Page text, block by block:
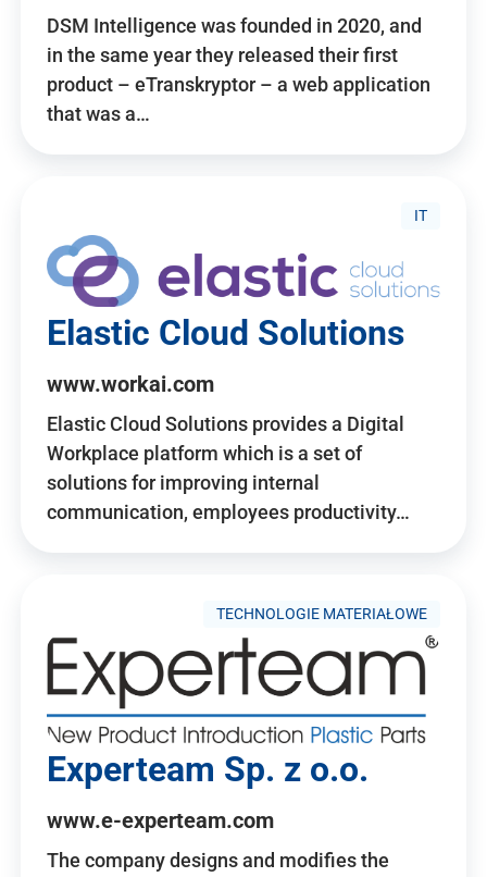
DSM Intelligence was founded in 2020, and
in the same year they released their first
product – eTranskryptor – a web application
that was a…
IT
Elastic Cloud Solutions
www.workai.com
Elastic Cloud Solutions provides a Digital
Workplace platform which is a set of
solutions for improving internal
communication, employees productivity…
TECHNOLOGIE MATERIAŁOWE
Experteam Sp. z o.o.
www.e-experteam.com
The company designs and modifies the